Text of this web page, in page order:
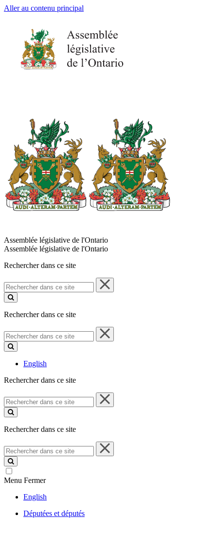
Aller au contenu principal
Assemblée législative de l'Ontario
Assemblée législative de l'Ontario
Rechercher dans ce site
Rechercher
dans
ce
Rechercher dans ce site
Rechercher
dans
ce
English
Rechercher dans ce site
Rechercher
dans
ce
Rechercher dans ce site
Rechercher
dans
ce
site
Menu Fermer
English
Députées et députés